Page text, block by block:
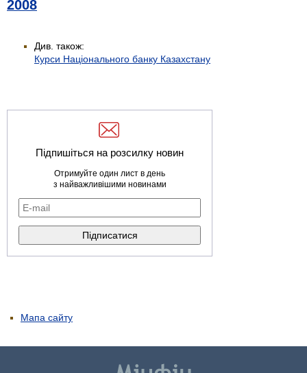
2008
Див. також:
Курси Національного банку Казахстану
Підпишіться на розсилку новин
Отримуйте один лист в день
з найважливішими новинами
Мапа сайту